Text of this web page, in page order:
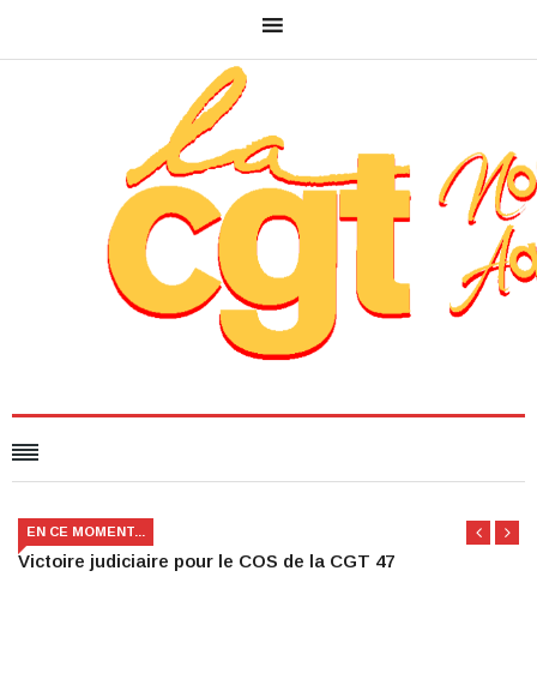
EN CE MOMENT...
Victoire judiciaire pour le COS de la CGT 47